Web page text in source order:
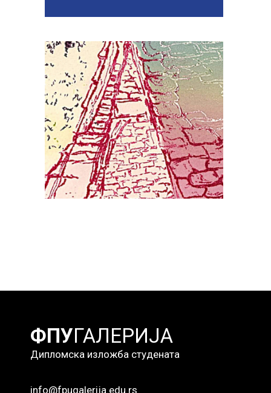
Графика 4
Наставник: Мирјана Томашевић, ред.
професор
Сарадник: Александра Стевановић,
истраживач приправник
Радови студената
ФПУГАЛЕРИЈА
Дипломска изложба студената
info@fpugalerija.edu.rs